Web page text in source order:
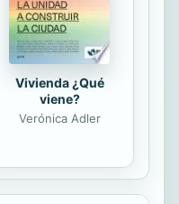
Vivienda ¿Qué
viene?
Verónica Adler